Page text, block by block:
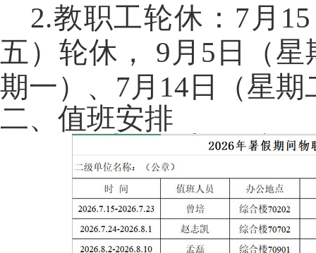
2.教职工轮休：7月
五）轮休， 9月5日（
期一）、7月14日（星
二、值班安排